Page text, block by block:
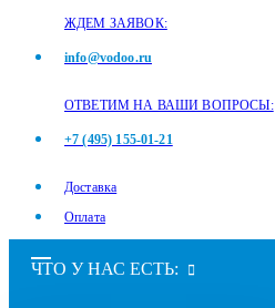
ЖДЕМ ЗАЯВОК:
info@vodoo.ru
ОТВЕТИМ НА ВАШИ ВОПРОСЫ:
+7 (495) 155-01-21
Доставка
Оплата
ЧТО У НАС ЕСТЬ: